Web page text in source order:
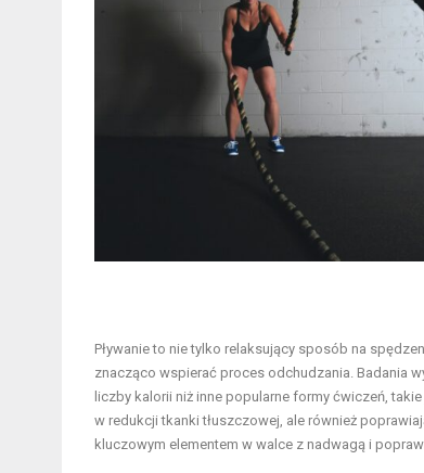
Pływanie to nie tylko relaksujący sposób na
znacząco wspierać proces odchudzania. Badania
liczby kalorii niż inne popularne formy ćwiczeń,
w redukcji tkanki tłuszczowej, ale również
kluczowym elementem w walce z nadwagą i